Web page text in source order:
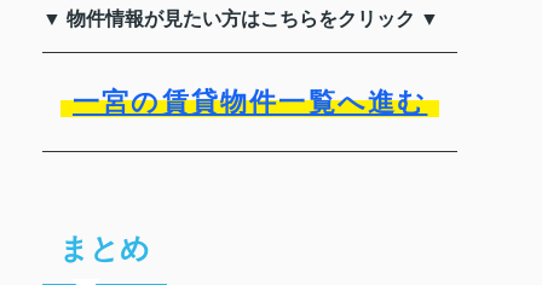
▼ 物件情報が見たい方はこちらをクリック ▼
一宮の賃貸物件一覧へ進む
まとめ